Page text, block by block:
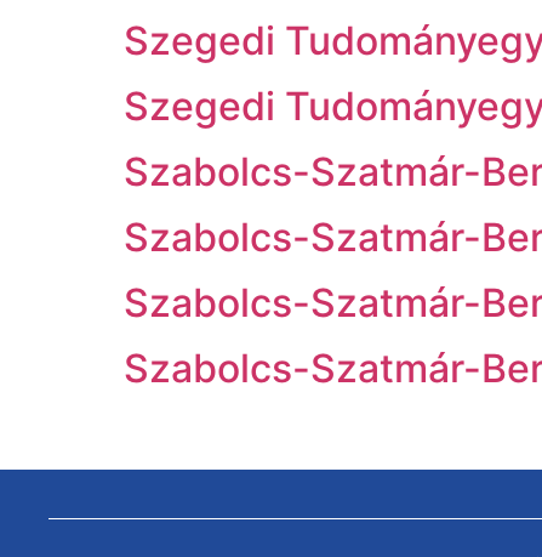
Szegedi
Szegedi
Szabolcs-Szatmár-
Szabolcs-Szatmár-
Szabolcs-Szatmár-
Szabolcs-Szatmár-